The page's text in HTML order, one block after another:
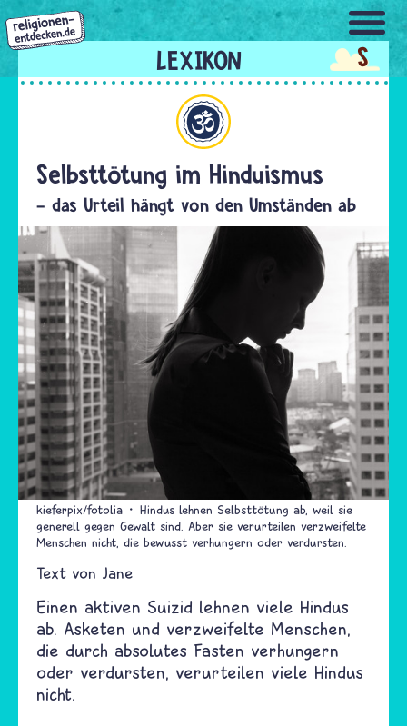
Direkt
zum
Inhalt
S
Selbsttötung im Hinduismus
- das Urteil hängt von den Umständen ab
kieferpix/fotolia
Hindus lehnen Selbsttötung ab, weil sie
generell gegen Gewalt sind. Aber sie verurteilen verzweifelte
Menschen nicht, die bewusst verhungern oder verdursten.
Text von Jane
Einen aktiven Suizid lehnen viele Hindus
ab. Asketen und verzweifelte Menschen,
die durch absolutes Fasten verhungern
oder verdursten, verurteilen viele Hindus
nicht.